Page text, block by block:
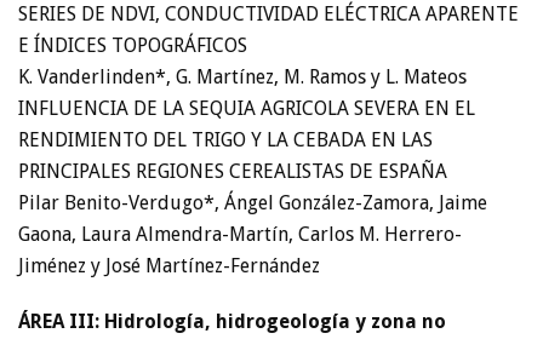
SERIES DE NDVI, CONDUCTIVIDAD ELÉCTRICA APARENTE
E ÍNDICES TOPOGRÁFICOS
K. Vanderlinden*, G. Martínez, M. Ramos y L. Mateos
INFLUENCIA DE LA SEQUIA AGRICOLA SEVERA EN EL
RENDIMIENTO DEL TRIGO Y LA CEBADA EN LAS
PRINCIPALES REGIONES CEREALISTAS DE ESPAÑA
Pilar Benito-Verdugo*, Ángel González-Zamora, Jaime
Gaona, Laura Almendra-Martín, Carlos M. Herrero-
Jiménez y José Martínez-Fernández
ÁREA III: Hidrología, hidrogeología y zona no